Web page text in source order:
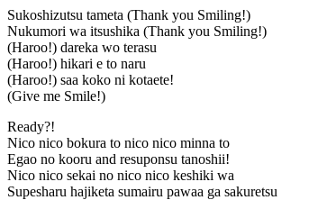
Sukoshizutsu tameta (Thank you Smiling!)
Nukumori wa itsushika (Thank you Smiling!)
(Haroo!) dareka wo terasu
(Haroo!) hikari e to naru
(Haroo!) saa koko ni kotaete!
(Give me Smile!)
Ready?!
Nico nico bokura to nico nico minna to
Egao no kooru and resuponsu tanoshii!
Nico nico sekai no nico nico keshiki wa
Supesharu hajiketa sumairu pawaa ga sakuretsu